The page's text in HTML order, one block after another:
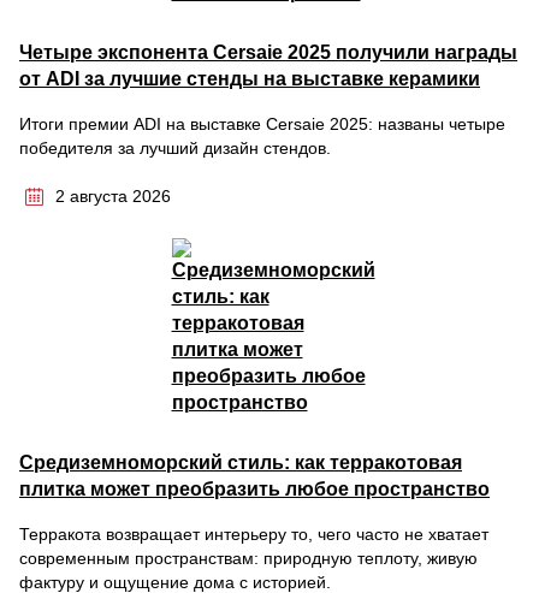
Четыре экспонента Cersaie 2025 получили награды
от ADI за лучшие стенды на выставке керамики
Итоги премии ADI на выставке Cersaie 2025: названы четыре
победителя за лучший дизайн стендов.
2 августа 2026
Средиземноморский стиль: как терракотовая
плитка может преобразить любое пространство
Терракота возвращает интерьеру то, чего часто не хватает
современным пространствам: природную теплоту, живую
фактуру и ощущение дома с историей.